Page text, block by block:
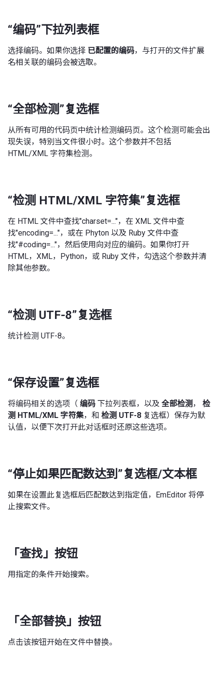
“编码”下拉列表框
选择编码。如果你选择 已配置的编码，与打开的文件扩展
名相关联的编码会被选取。
“全部检测”复选框
从所有可用的代码页中统计检测编码页。这个检测可能会出
现失误，特别当文件很小时。这个参数并不包括
HTML/XML 字符集检测。
“检测 HTML/XML 字符集”复选框
在 HTML 文件中查找"charset=..."，在 XML 文件中查
找"encoding=..."，或在 Phyton 以及 Ruby 文件中查
找"#coding=..."，然后使用向对应的编码。如果你打开
HTML，XML，Python，或 Ruby 文件，勾选这个参数并清
除其他参数。
“检测 UTF-8”复选框
统计检测 UTF-8。
“保存设置”复选框
将编码相关的选项（ 编码 下拉列表框，以及 全部检测 ， 检
测 HTML/XML 字符集，和 检测 UTF-8 复选框）保存为默
认值，以便下次打开此对话框时还原这些选项。
“停止如果匹配数达到”复选框/文本框
如果在设置此复选框后匹配数达到指定值，EmEditor 将停
止搜索文件。
「查找」按钮
用指定的条件开始搜索。
「全部替换」按钮
点击该按钮开始在文件中替换。